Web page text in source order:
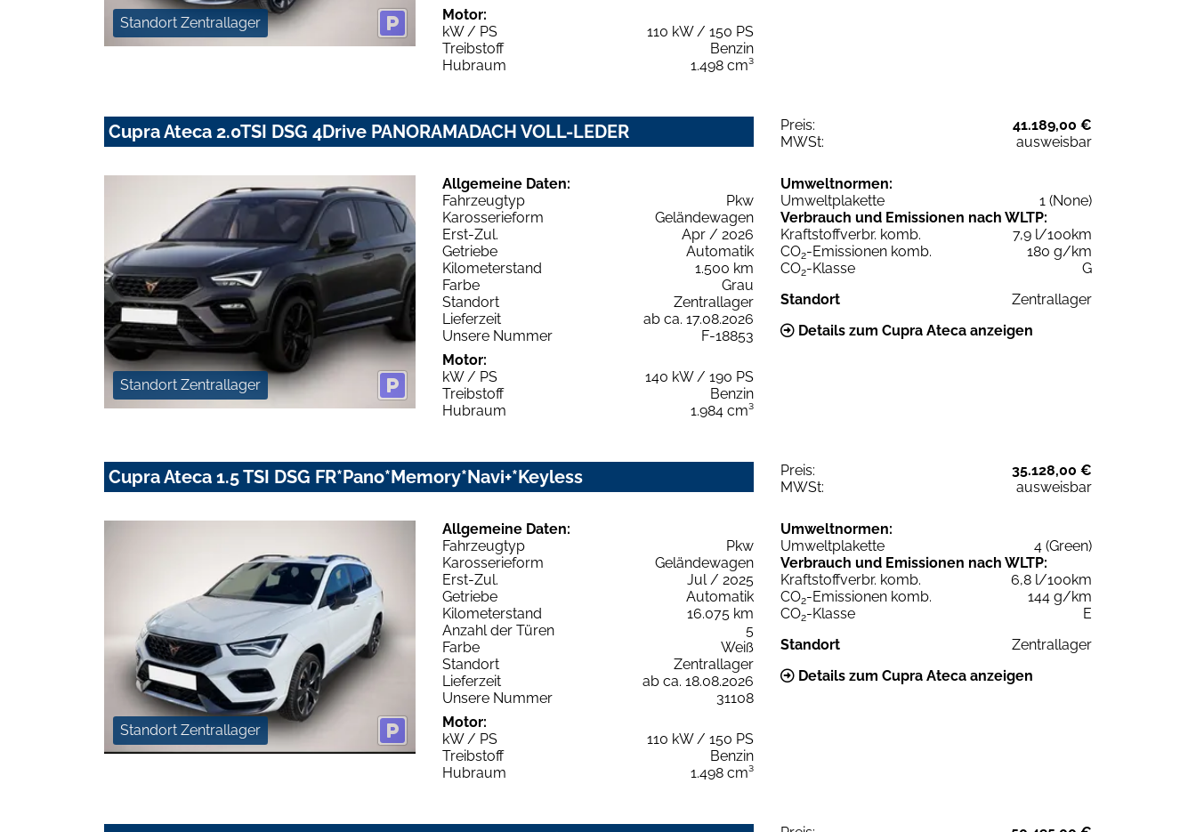
Standort Zentrallager
Motor:
kW / PS
110 kW / 150 PS
Treibstoff
Benzin
Hubraum
1.498 cm³
Cupra Ateca 2.0TSI DSG 4Drive PANORAMADACH VOLL-LEDER Preis:
41.189,00 €
MWSt:
ausweisbar
Standort Zentrallager
Allgemeine Daten:
Fahrzeugtyp
Pkw
Karosserieform
Geländewagen
Erst-Zul.
Apr / 2026
Getriebe
Automatik
Kilometerstand
1.500 km
Farbe
Grau
Standort
Zentrallager
Lieferzeit
ab ca. 17.08.2026
Unsere Nummer
F-18853
Motor:
kW / PS
140 kW / 190 PS
Treibstoff
Benzin
Hubraum
1.984 cm³
Umweltnormen:
Umweltplakette
1 (None)
Verbrauch und Emissionen nach WLTP:
Kraftstoffverbr. komb.
7,9 l/100km
CO2-Emissionen komb.
180 g/km
CO2-Klasse
G
Standort
Zentrallager
Details zum Cupra Ateca anzeigen
Cupra Ateca 1.5 TSI DSG FR*Pano*Memory*Navi+*Keyless Preis:
35.128,00 €
MWSt:
ausweisbar
Standort Zentrallager
Allgemeine Daten:
Fahrzeugtyp
Pkw
Karosserieform
Geländewagen
Erst-Zul.
Jul / 2025
Getriebe
Automatik
Kilometerstand
16.075 km
Anzahl der Türen
5
Farbe
Weiß
Standort
Zentrallager
Lieferzeit
ab ca. 18.08.2026
Unsere Nummer
31108
Motor:
kW / PS
110 kW / 150 PS
Treibstoff
Benzin
Hubraum
1.498 cm³
Umweltnormen:
Umweltplakette
4 (Green)
Verbrauch und Emissionen nach WLTP:
Kraftstoffverbr. komb.
6,8 l/100km
CO2-Emissionen komb.
144 g/km
CO2-Klasse
E
Standort
Zentrallager
Details zum Cupra Ateca anzeigen